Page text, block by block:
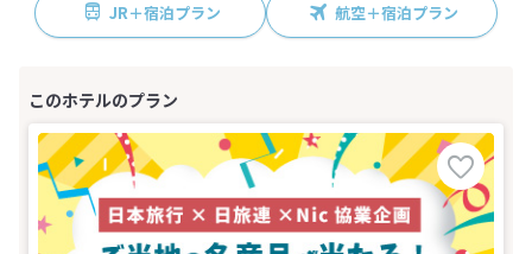
JR＋宿泊プラン 航空＋宿泊プラン